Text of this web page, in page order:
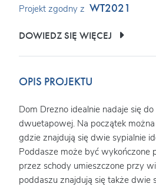
OPIS PROJEKTU
Dom Drezno idealnie nadaje się
dwuetapowej. Na początek
gdzie znajdują się dwie sypialnie
Poddasze może być wykończone
przez schody umieszczone przy
poddaszu znajdują się także dwie
Projekt zgodny z WT2021
DOWIEDZ SIĘ WIĘCEJ